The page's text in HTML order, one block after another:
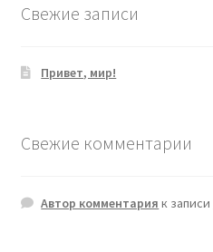
Свежие записи
Привет, мир!
Свежие комментарии
Автор комментария к записи